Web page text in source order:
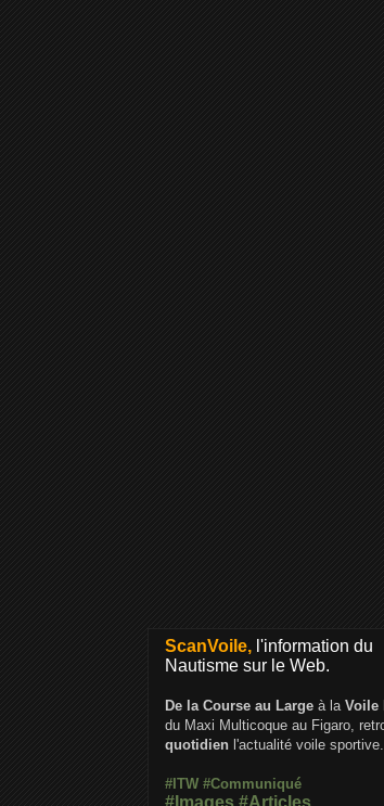
ScanVoile, l'information du
Nautisme sur le Web.
De la Course au Large à la Voile
du Maxi Multicoque au Figaro,
quotidien l'actualité voile sportive.
#ITW #Communiqué
#Images #Articles